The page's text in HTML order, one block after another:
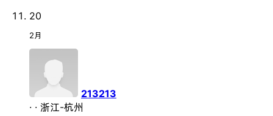
20
2月
213213
· · 浙江-杭州